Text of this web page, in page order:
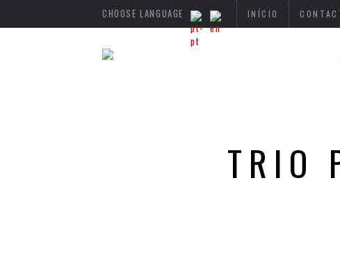
CHOOSE LANGUAGE INÍCIO
TRIO